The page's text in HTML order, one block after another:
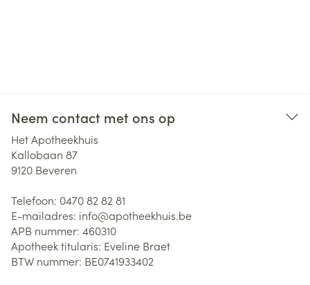
Neem contact met ons op
Het Apotheekhuis
Kallobaan 87
9120 Beveren
Telefoon: 0470 82 82 81
E-mailadres: info@apotheekhuis.be
APB nummer: 460310
Apotheek titularis: Eveline Braet
BTW nummer: BE0741933402